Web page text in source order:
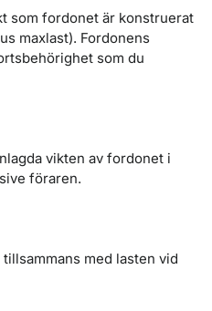
som fordonet är konstruerat
maxlast). Fordonens
som du
vikten av fordonet i
föraren.
med lasten vid